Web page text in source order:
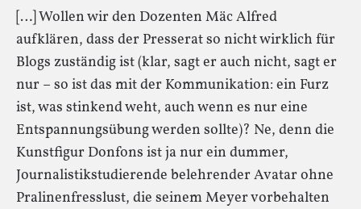
[…] Wollen wir den Dozenten Mäc Alfred
aufklären, dass der Presserat so nicht wirklich für
Blogs zuständig ist (klar, sagt er auch nicht, sagt er
nur – so ist das mit der Kommunikation: ein Furz
ist, was stinkend weht, auch wenn es nur eine
Entspannungsübung werden sollte)? Ne, denn die
Kunstfigur Donfons ist ja nur ein dummer,
Journalistikstudierende belehrender Avatar ohne
Pralinenfresslust, die seinem Meyer vorbehalten